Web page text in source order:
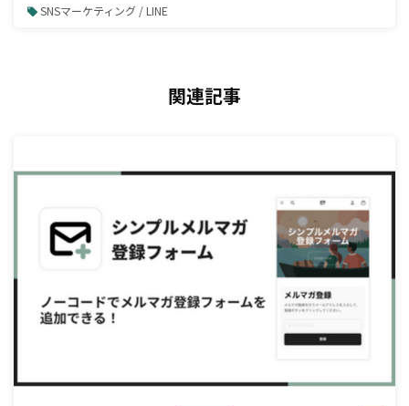
SNSマーケティング / LINE
関連記事